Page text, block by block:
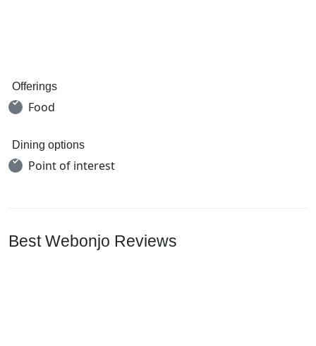
Offerings
Food
Dining options
Point of interest
Best Webonjo Reviews